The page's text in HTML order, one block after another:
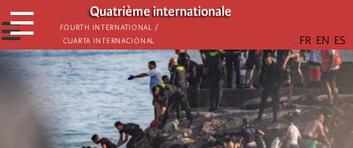
Aller
au
contenu
principal
Quatrième internationale
Fourth International /
Cuarta Internacional
☰
☰